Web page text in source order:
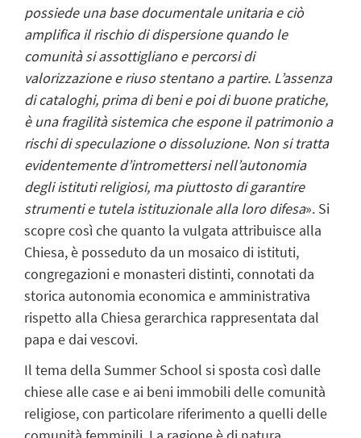
possiede una base documentale unitaria e ciò
amplifica il rischio di dispersione quando le
comunità si assottigliano e percorsi di
valorizzazione e riuso stentano a partire. L’assenza
di cataloghi, prima di beni e poi di buone pratiche,
è una fragilità sistemica che espone il patrimonio a
rischi di speculazione o dissoluzione. Non si tratta
evidentemente d’intromettersi nell’autonomia
degli istituti religiosi, ma piuttosto di garantire
strumenti e tutela istituzionale alla loro difesa». Si
scopre così che quanto la vulgata attribuisce alla
Chiesa, è posseduto da un mosaico di istituti,
congregazioni e monasteri distinti, connotati da
storica autonomia economica e amministrativa
rispetto alla Chiesa gerarchica rappresentata dal
papa e dai vescovi.
Il tema della Summer School si sposta così dalle
chiese alle case e ai beni immobili delle comunità
religiose, con particolare riferimento a quelli delle